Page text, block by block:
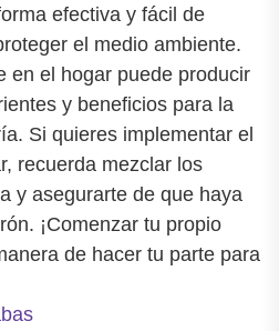
efectiva y fácil de
el medio ambiente.
en el hogar puede producir
y beneficios para la
Si quieres implementar el
recuerda mezclar los
y asegurarte de que haya
¡Comenzar tu propio
de hacer tu parte para